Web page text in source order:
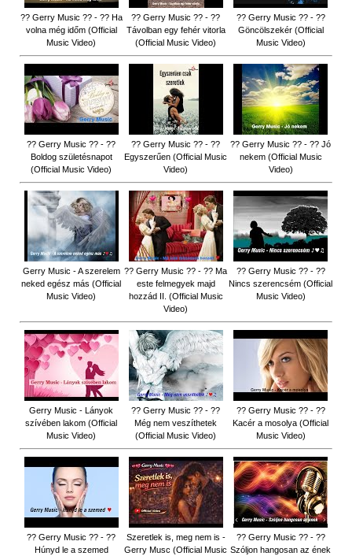
?? Gerry Music ?? - ?? Ha
volna még időm (Official
Music Video)
?? Gerry Music ?? - ??
Távolban egy fehér vitorla
(Official Music Video)
?? Gerry Music ?? - ??
Göncölszekér (Official
Music Video)
?? Gerry Music ?? - ??
Boldog születésnapot
(Official Music Video)
?? Gerry Music ?? - ??
Egyszerűen (Official Music
Video)
?? Gerry Music ?? - ?? Jó
nekem (Official Music
Video)
Gerry Music - A szerelem
neked egész más (Official
Music Video)
?? Gerry Music ?? - ?? Ma
este felmegyek majd
hozzád II. (Official Music
Video)
?? Gerry Music ?? - ??
Nincs szerencsém (Official
Music Video)
Gerry Music - Lányok
szívében lakom (Official
Music Video)
?? Gerry Music ?? - ??
Még nem veszíthetek
(Official Music Video)
?? Gerry Music ?? - ??
Kacér a mosolya (Official
Music Video)
?? Gerry Music ?? - ??
Húnyd le a szemed
Szeretlek is, meg nem is -
Gerry Musc (Official Music
?? Gerry Music ?? - ??
Szóljon hangosan az ének